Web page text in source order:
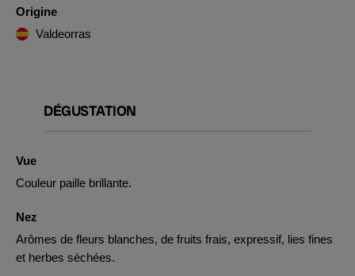
Origine
Valdeorras
DÉGUSTATION
Vue
Couleur paille brillante.
Nez
Arômes de fleurs blanches, de fruits frais, expressif, lies fines
et herbes séchées.